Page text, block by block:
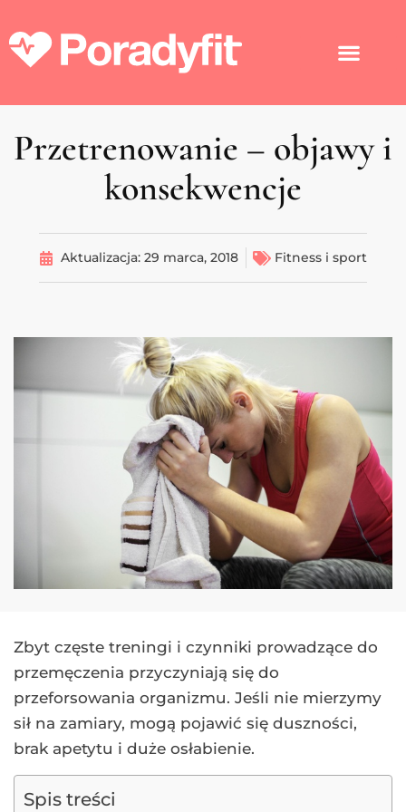
Przetrenowanie – objawy i
konsekwencje
Aktualizacja: 29 marca, 2018 Fitness i sport
Zbyt częste treningi i czynniki prowadzące do
przemęczenia przyczyniają się do
przeforsowania organizmu. Jeśli nie mierzymy
sił na zamiary, mogą pojawić się duszności,
brak apetytu i duże osłabienie.
Spis treści